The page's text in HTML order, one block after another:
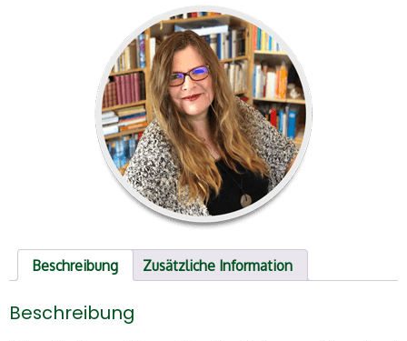
Beschreibung Zusätzliche Information
Beschreibung